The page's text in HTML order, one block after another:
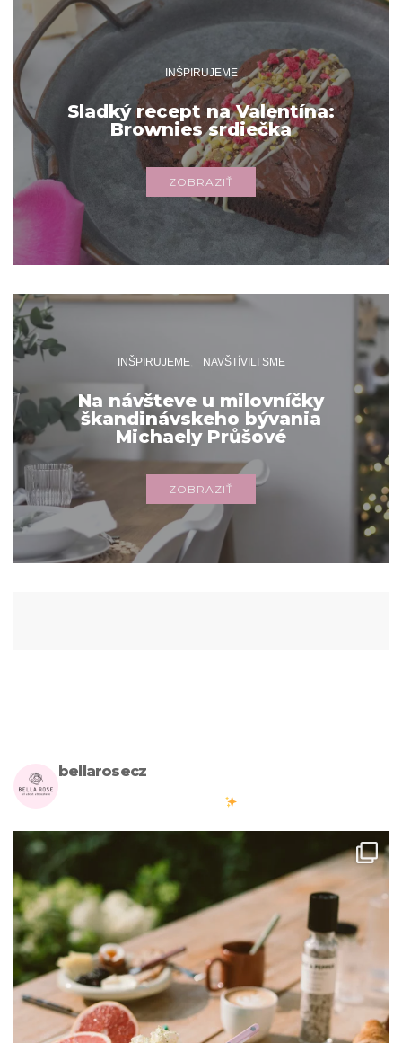
INŠPIRUJEME
Sladký recept na Valentína:
Brownies srdiečka
ZOBRAZIŤ
INŠPIRUJEME NAVŠTÍVILI SME
Na návšteve u milovníčky
škandinávskeho bývania
Michaely Průšové
ZOBRAZIŤ
bellarosecz